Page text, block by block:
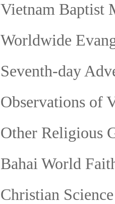
Vietnam Baptist
Worldwide
Seventh-day
Observations of
Other Religious
Bahai World
Christian Science